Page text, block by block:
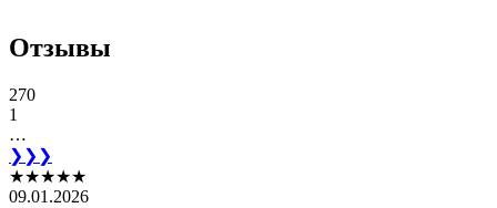
Отзывы
270
1
…
❯ ❯❯
★★★★★
09.01.2026